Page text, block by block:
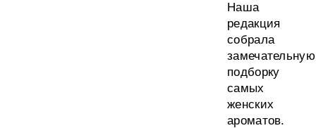
Наша
редакция
собрала
замечательную
подборку
самых
женских
ароматов.